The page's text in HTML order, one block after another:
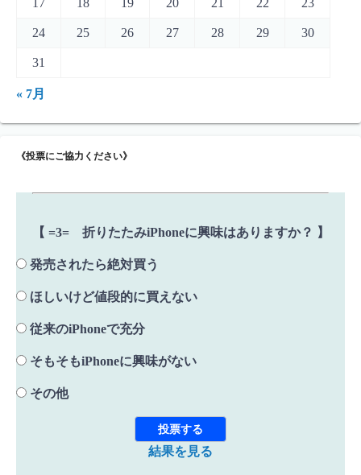
17 18 19 20 21 22 23
24 25 26 27 28 29 30
31
« 7月
《投票にご協力ください》
【 =3= 折りたたみiPhoneに興味はありますか？ 】
発売されたら絶対買う
ほしいけど値段的に買えない
従来のiPhoneで充分
そもそもiPhoneに興味がない
その他
結果を見る